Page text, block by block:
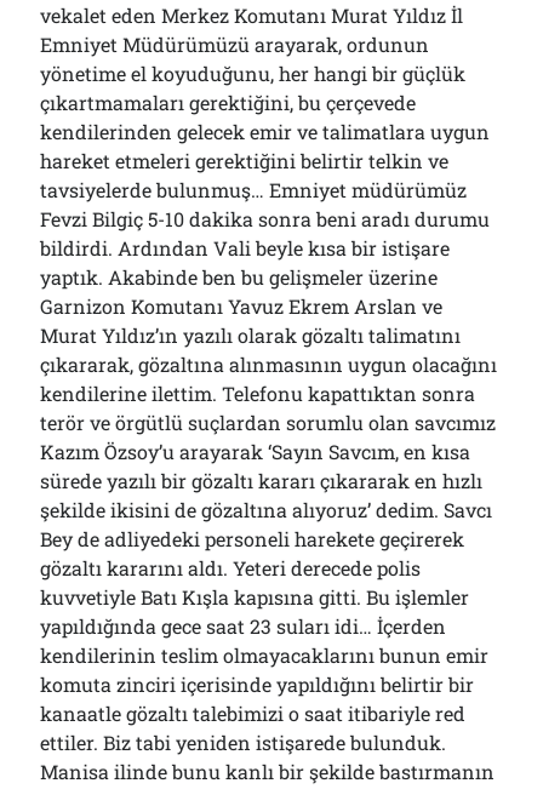
vekalet eden Merkez Komutanı Murat Yıldız İl
Emniyet Müdürümüzü arayarak, ordunun
yönetime el koyuduğunu, her hangi bir güçlük
çıkartmamaları gerektiğini, bu çerçevede
kendilerinden gelecek emir ve talimatlara uygun
hareket etmeleri gerektiğini belirtir telkin ve
tavsiyelerde bulunmuş… Emniyet müdürümüz
Fevzi Bilgiç 5-10 dakika sonra beni aradı durumu
bildirdi. Ardından Vali beyle kısa bir istişare
yaptık. Akabinde ben bu gelişmeler üzerine
Garnizon Komutanı Yavuz Ekrem Arslan ve
Murat Yıldız’ın yazılı olarak gözaltı talimatını
çıkararak, gözaltına alınmasının uygun olacağını
kendilerine ilettim. Telefonu kapattıktan sonra
terör ve örgütlü suçlardan sorumlu olan savcımız
Kazım Özsoy’u arayarak ‘Sayın Savcım, en kısa
sürede yazılı bir gözaltı kararı çıkararak en hızlı
şekilde ikisini de gözaltına alıyoruz’ dedim. Savcı
Bey de adliyedeki personeli harekete geçirerek
gözaltı kararını aldı. Yeteri derecede polis
kuvvetiyle Batı Kışla kapısına gitti. Bu işlemler
yapıldığında gece saat 23 suları idi… İçerden
kendilerinin teslim olmayacaklarını bunun emir
komuta zinciri içerisinde yapıldığını belirtir bir
kanaatle gözaltı talebimizi o saat itibariyle red
ettiler. Biz tabi yeniden istişarede bulunduk.
Manisa ilinde bunu kanlı bir şekilde bastırmanın